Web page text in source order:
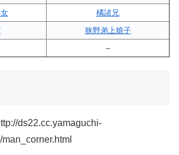
橘諸兄
狭野弟上娘子
–
ds22.cc.yamaguchi-